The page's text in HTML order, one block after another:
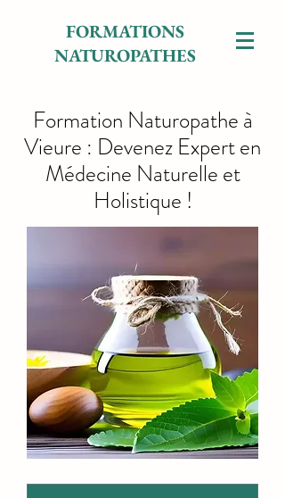
FORMATIONS
NATUROPATHES
Formation Naturopathe à
Vieure : Devenez Expert en
Médecine Naturelle et
Holistique !